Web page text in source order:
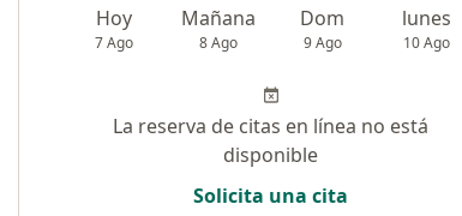
Hoy
7 Ago
Mañana
8 Ago
Dom
9 Ago
lunes
10 Ago
La reserva de citas en línea no está
disponible
Solicita una cita